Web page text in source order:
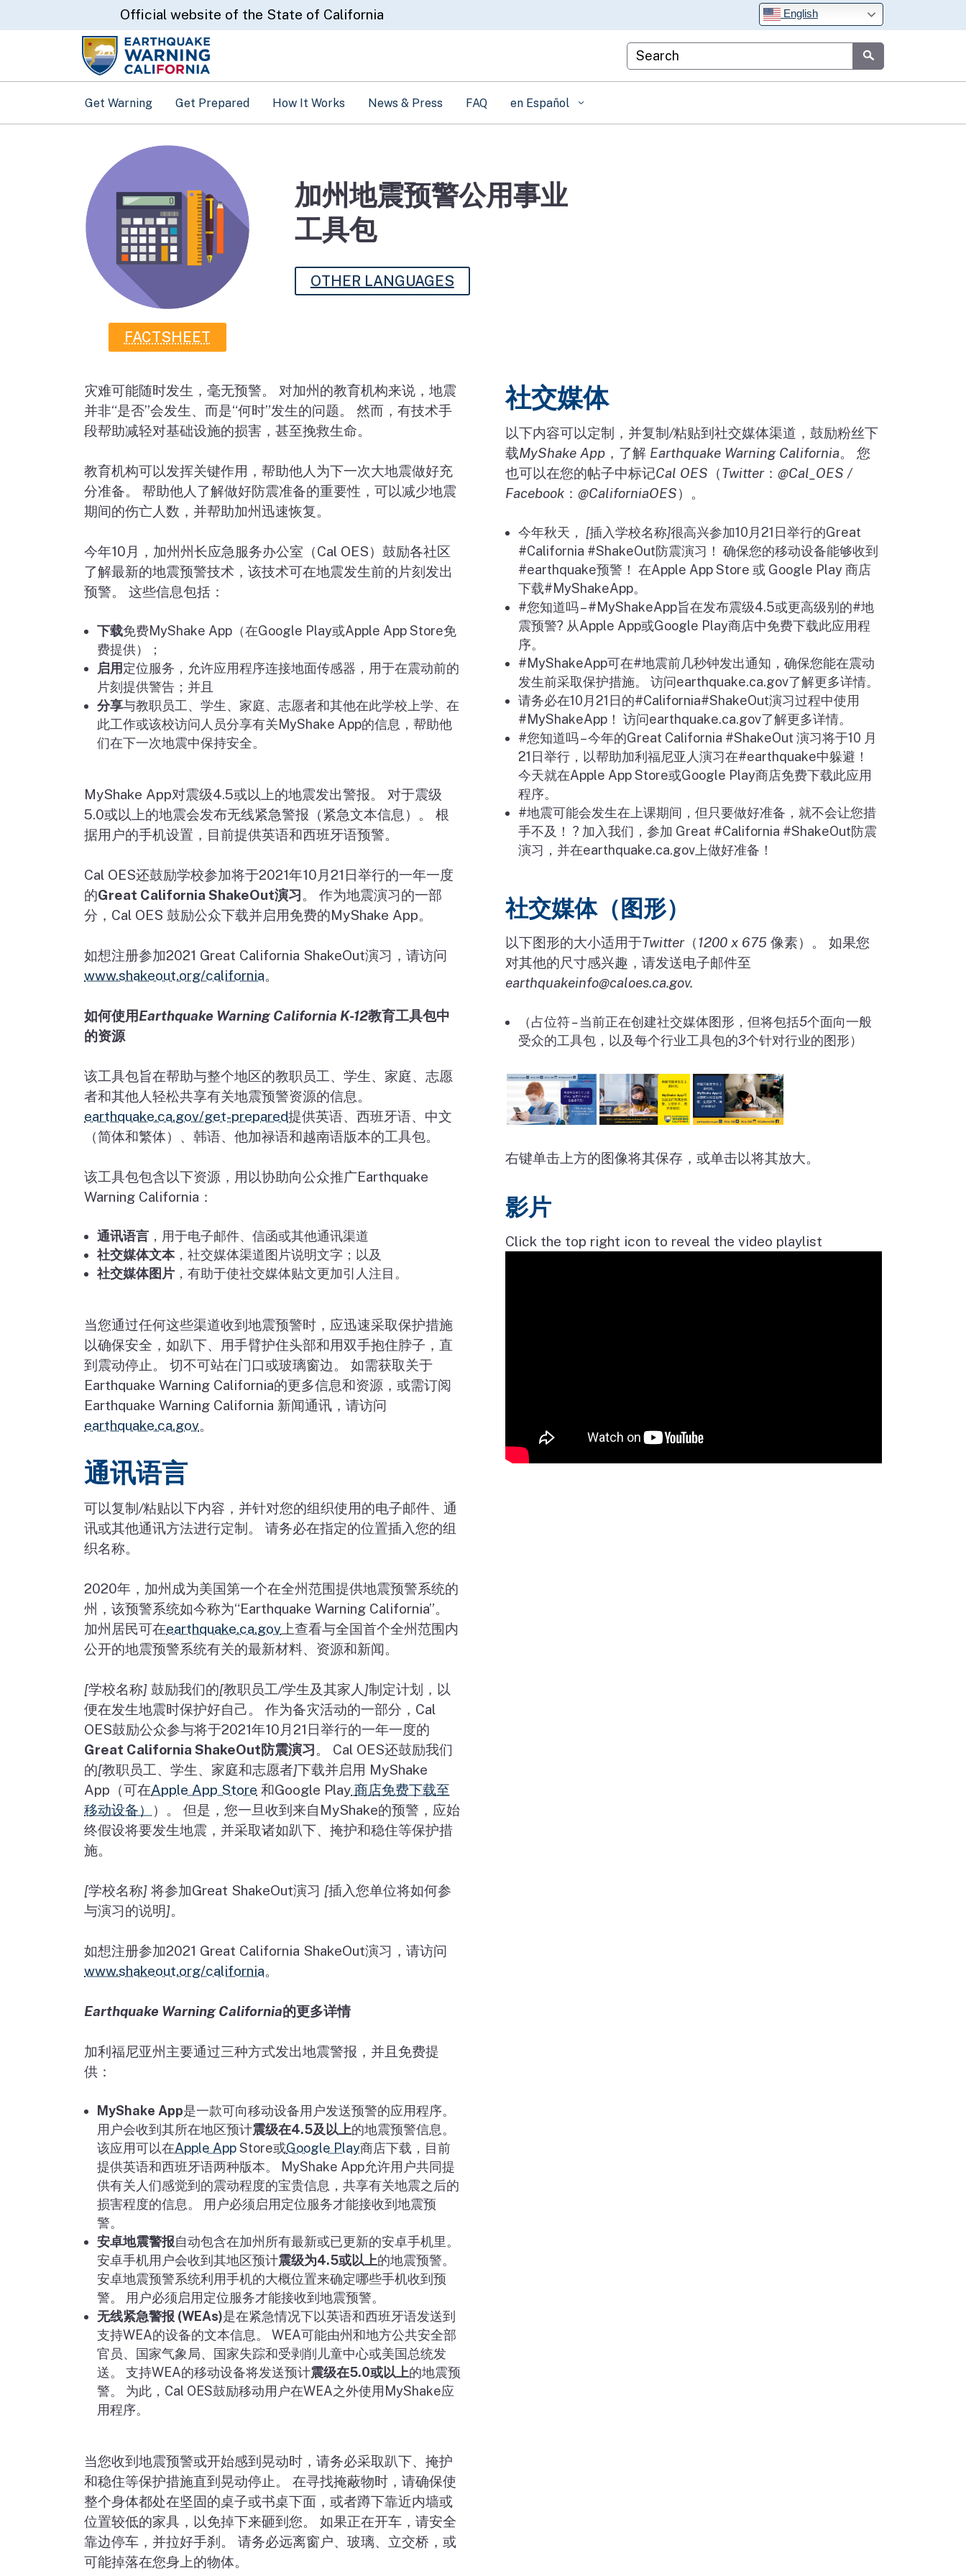
to
CA.govOfficial website of the State of California English
Custom Google Search
Submit
Get Warning Get Prepared How It Works News & Press FAQ en Español
FACTSHEET
加州地震预警公用事业
工具包
OTHER LANGUAGES
灾难可能随时发生，毫无预警。 对加州的教育机构来说，地震
并非“是否”会发生、而是“何时”发生的问题。 然而，有技术手
段帮助减轻对基础设施的损害，甚至挽救生命。
教育机构可以发挥关键作用，帮助他人为下一次大地震做好充
分准备。 帮助他人了解做好防震准备的重要性，可以减少地震
期间的伤亡人数，并帮助加州迅速恢复。
今年10 月，加州州长应急服务办公室（Cal OES）鼓励各社区
了解最新的地震预警技术，该技术可在地震发生前的片刻发出
预警。 这些信息包括：
下载免费MyShake App （在Google Play或Apple App Store免
费提供）；
启用定位服务，允许应用程序连接地面传感器，用于在震动前的
片刻提供警告；并且
分享与教职员工、学生、家庭、志愿者和其他在此学校上学、在
此工作或该校访问人员分享有关MyShake App的信息，帮助他
们在下一次地震中保持安全。
MyShake App对震级4.5或以上的地震发出警报。 对于震级
5.0或以上的地震会发布无线紧急警报（紧急文本信息）。 根
据用户的手机设置，目前提供英语和西班牙语预警。
Cal OES还鼓励学校参加将于2021年10 月21 日举行的一年一度
的Great California ShakeOut演习。
作为地震演习的一部
分， Cal OES 鼓励公众下载并启用免费的MyShake App。
如想注册参加2021 Great California ShakeOut演习，请访问
www.shakeout.org/california。
如何使用Earthquake Warning California K-12教育工具包中
的资源
该工具包旨在帮助与整个地区的教职员工、学生、家庭、志愿
者和其他人轻松共享有关地震预警资源的信息。
earthquake.ca.gov/get-prepared提供英语、西班牙语、中文
（简体和繁体）、韩语、他加禄语和越南语版本的工具包。
该工具包包含以下资源，用以协助向公众推广Earthquake
Warning California ：
通讯语言 ，用于电子邮件、信函或其他通讯渠道
社交媒体文本，社交媒体渠道图片说明文字；以及
社交媒体图片 ，有助于使社交媒体贴文更加引人注目。
当您通过任何这些渠道收到地震预警时，应迅速采取保护措施
以确保安全，如趴下、用手臂护住头部和用双手抱住脖子，直
到震动停止。 切不可站在门口或玻璃窗边。 如需获取关于
Earthquake Warning California的更多信息和资源，或需订阅
Earthquake Warning California 新闻通讯，请访问
earthquake.ca.gov。
通讯语言
可以复制 /粘贴以下内容，并针对您的组织使用的电子邮件、通
讯或其他通讯方法进行定制。
请务必在指定的位置插入您的组
织名称。
2020年，加州成为美国第一个在全州范围提供地震预警系统的
州，该预警系统如今称为“Earthquake Warning California”。
加州居民可在earthquake.ca.gov 上查看与全国首个全州范围内
公开的地震预警系统有关的最新材料、资源和新闻。
[学校名称] 鼓励我们的[教职员工/学生及其家人 ]制定计划，以
便在发生地震时保护好自己。 作为备灾活动的一部分， Cal
OES鼓励公众参与将于2021年10 月21 日举行的一年一度的
Great California ShakeOut防震演习。 Cal OES还鼓励我们
的[教职员工、学生、家庭和志愿者]下载并启用 MyShake
App （可在Apple App Store 和Google Play 商店免费下载至
移动设备）
）。 但是，您一旦收到来自 MyShake的预警，应始
终假设将要发生地震，并采取诸如趴下、掩护和稳住等保护措
施。
[学校名称] 将参加Great ShakeOut演习 [插入您单位将如何参
与演习的说明]。
如想注册参加2021 Great California ShakeOut演习，请访问
www.shakeout.org/california。
Earthquake Warning California的更多详情
加利福尼亚州主要通过三种方式发出地震警报，并且免费提
供：
MyShake App是一款可向移动设备用户发送预警的应用程序。
用户会收到其所在地区预计震级在4.5及以上的地震预警信息。
该应用可以在Apple AppStore或Google Play商店下载，目前
提供英语和西班牙语两种版本。
MyShake App允许用户共同提
供有关人们感觉到的震动程度的宝贵信息，共享有关地震之后的
损害程度的信息。 用户必须启用定位服务才能接收到地震预
警。
安卓地震警报自动包含在加州所有最新或已更新的安卓手机里。
安卓手机用户会收到其地区预计震级为4.5或以上的地震预警。
安卓地震预警系统利用手机的大概位置来确定哪些手机收到预
警。 用户必须启用定位服务才能接收到地震预警。
无线紧急警报 (WEAs)是在紧急情况下以英语和西班牙语发送到
支持WEA的设备的文本信息。 WEA可能由州和地方公共安全部
官员、国家气象局、国家失踪和受剥削儿童中心或美国总统发
送。 支持WEA的移动设备将发送预计震级在5.0或以上的地震预
警。 为此， Cal OES鼓励移动用户在WEA之外使用 MyShake应
用程序。
当您收到地震预警或开始感到晃动时，请务必采取趴下、掩护
和稳住等保护措施直到晃动停止。 在寻找掩蔽物时，请确保使
整个身体都处在坚固的桌子或书桌下面，或者蹲下靠近内墙或
位置较低的家具，以免掉下来砸到您。 如果正在开车，请安全
靠边停车，并拉好手刹。 请务必远离窗户、玻璃、立交桥，或
可能掉落在您身上的物体。
社交媒体
以下内容可以定制，并复制 /粘贴到社交媒体渠道，鼓励粉丝下
载MyShake App，了解Earthquake Warning California。
您
也可以在您的帖子中标记Cal OES （Twitter： @Cal_OES /
Facebook： @CaliforniaOES）。
今年秋天， [插入学校名称]很高兴参加10月21 日举行的Great
#California #ShakeOut防震演习！ 确保您的移动设备能够收到
#earthquake预警！ 在Apple App Store 或Google Play商店
下载#MyShakeApp。
#您知道吗– #MyShakeApp旨在发布震级4.5或更高级别的#地
震预警? 从Apple App或Google Play商店中免费下载此应用程
序。
#MyShakeApp可在#地震前几秒钟发出通知，确保您能在震动
发生前采取保护措施。 访问earthquake.ca.gov了解更多详情。
请务必在10月21 日的#California#ShakeOut演习过程中使用
#MyShakeApp！ 访问earthquake.ca.gov了解更多详情。
#您知道吗–今年的Great California #ShakeOut 演习将于10 月
21 日举行，以帮助加利福尼亚人演习在#earthquake中躲避！
今天就在Apple App Store或Google Play商店免费下载此应用
程序。
#地震可能会发生在上课期间，但只要做好准备，就不会让您措
手不及！ ? 加入我们，参加 Great #California #ShakeOut防震
演习，并在earthquake.ca.gov上做好准备！
社交媒体（图形）
以下图形的大小适用于Twitter（1200 x 675 像素）。
如果您
对其他的尺寸感兴趣，请发送电子邮件至
earthquakeinfo@caloes.ca.gov.
（占位符–当前正在创建社交媒体图形，但将包括5个面向一般
受众的工具包，以及每个行业工具包的3个针对行业的图形）
右键单击上方的图像将其保存，或单击以将其放大。
影片
Click the top right icon to reveal the video playlist